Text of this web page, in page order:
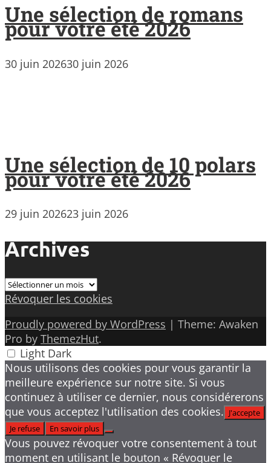
Une sélection de romans
pour votre été 2026
30 juin 202630 juin 2026
Une sélection de 10 polars
pour votre été 2026
29 juin 202623 juin 2026
Archives
Archives
Révoquer les cookies
Proudly powered by WordPress | Theme: Awaken
Pro by ThemezHut.
Light Dark
Nous utilisons des cookies pour vous garantir la
meilleure expérience sur notre site. Si vous
continuez à utiliser ce dernier, nous considérerons
que vous acceptez l'utilisation des cookies. J'accepte
Je refuse
En savoir plus
Vous pouvez révoquer votre consentement à tout
moment en utilisant le bouton « Révoquer le